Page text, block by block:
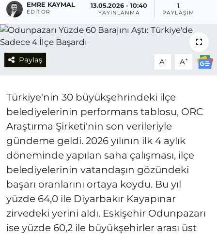
EMRE KAYMAL
EDITÖR
13.05.2026 - 10:40
YAYINLANMA
1
PAYLAŞIM
Paylaş A- A+
Türkiye'nin 30 büyükşehrindeki ilçe
belediyelerinin performans tablosu, ORC
Araştırma Şirketi'nin son verileriyle
gündeme geldi. 2026 yılının ilk 4 aylık
döneminde yapılan saha çalışması, ilçe
belediyelerinin vatandaşın gözündeki
başarı oranlarını ortaya koydu. Bu yıl
yüzde 64,0 ile Diyarbakır Kayapınar
zirvedeki yerini aldı. Eskişehir Odunpazarı
ise yüzde 60,2 ile büyükşehirler arası üst